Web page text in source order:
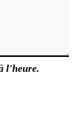
l'heure.